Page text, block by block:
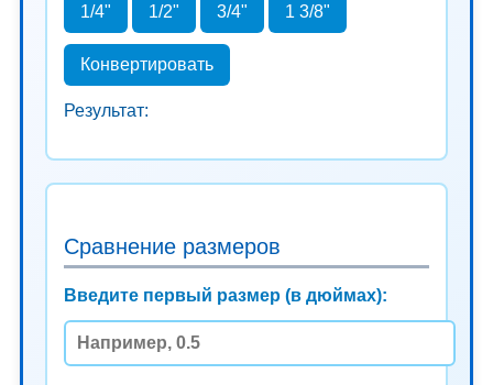
1/4" 1/2" 3/4" 1 3/8"
Конвертировать
Результат:
Сравнение размеров
Введите первый размер (в дюймах):